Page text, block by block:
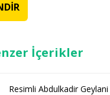
İçerikler
Resimli Abdulkadir